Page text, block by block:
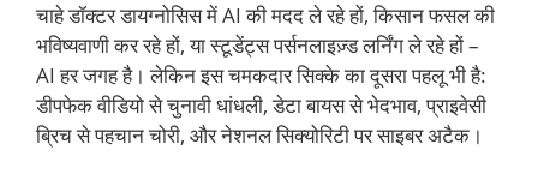
चाहे डॉक्टर डायग्नोसिस में AI की मदद ले रहे हों, किसान फसल की
भविष्यवाणी कर रहे हों, या स्टूडेंट्स पर्सनलाइज़्ड लर्निंग ले रहे हों –
AI हर जगह है। लेकिन इस चमकदार सिक्के का दूसरा पहलू भी है:
डीपफेक वीडियो से चुनावी धांधली, डेटा बायस से भेदभाव, प्राइवेसी
ब्रिच से पहचान चोरी, और नेशनल सिक्योरिटी पर साइबर अटैक।